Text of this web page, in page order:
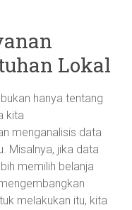
Lokal
hanya tentang
kita
menganalisis data
Misalnya, jika data
memilih belanja
melakukan itu, kita